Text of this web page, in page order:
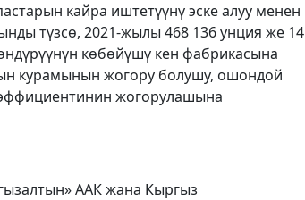
кайра иштетүүнү эске алуу менен
түзсө, 2021-жылы 468 136 унция же 14
көбөйүшү кен фабрикасына
курамынын жогору болушу, ошондой
жогорулашына
ААК жана Кыргыз